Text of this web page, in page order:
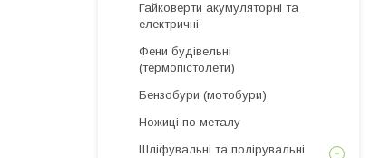
Гайковерти акумуляторні та
електричні
Фени будівельні
(термопістолети)
Бензобури (мотобури)
Ножиці по металу
Шліфувальні та полірувальні